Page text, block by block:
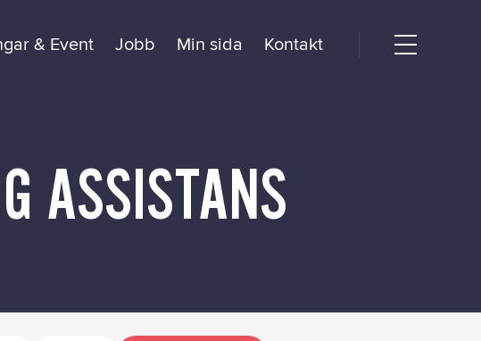
& Event Jobb Min sida Kontakt
Open
ASSISTANS